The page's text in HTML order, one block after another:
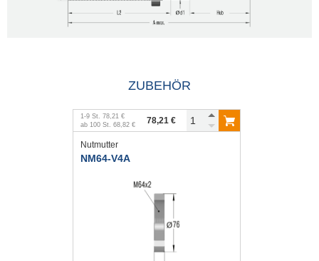
ZUBEHÖR
1-9 St. 78,21 €
ab 100 St. 68,82 € 78,21 €
Nutmutter
NM64-V4A